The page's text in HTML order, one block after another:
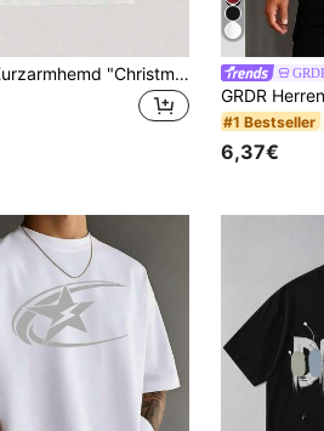
Herren-Kurzarmhemd "ChristmasOpen Phase" mit handgezeichnetem Stickmuster, ideal für Frühling und Sommer. Retro-amerikanischer Stil, Unisex-Sommertop, bequemes Sommeroutfit, perfekt für den Alltag, lässige Passform, perfekt für den Sommerurlaub. Ein absolutes Must-have!
#1 Bestseller
6,37€